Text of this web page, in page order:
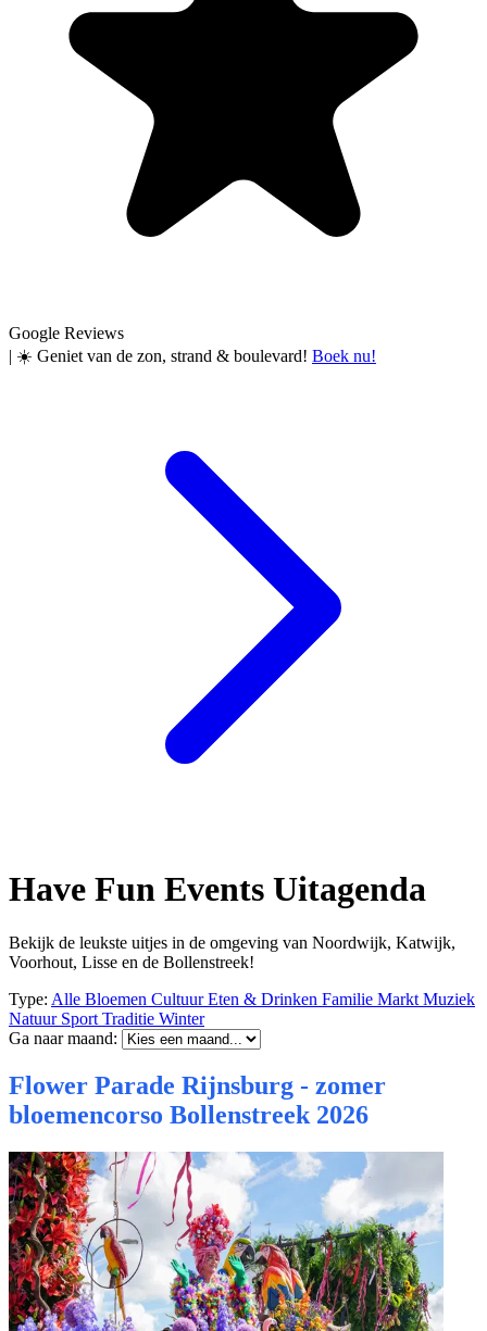
Google Reviews
| ☀️ Geniet van de zon, strand & boulevard! Boek nu!
Have Fun Events Uitagenda
Bekijk de leukste uitjes in de omgeving van Noordwijk, Katwijk,
Voorhout, Lisse en de Bollenstreek!
Type: Alle Bloemen CultuurEten & Drinken Familie Markt Muziek
Natuur Sport Traditie Winter
Ga naar maand:
Flower Parade Rijnsburg - zomer
bloemencorso Bollenstreek 2026